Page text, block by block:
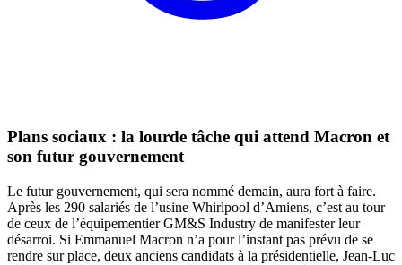
Plans sociaux : la lourde tâche qui attend Macron et
son futur gouvernement
Le futur gouvernement, qui sera nommé demain, aura fort à faire.
Après les 290 salariés de l’usine Whirlpool d’Amiens, c’est au tour
de ceux de l’équipementier GM&S Industry de manifester leur
désarroi. Si Emmanuel Macron n’a pour l’instant pas prévu de se
rendre sur place, deux anciens candidats à la présidentielle, Jean-Luc